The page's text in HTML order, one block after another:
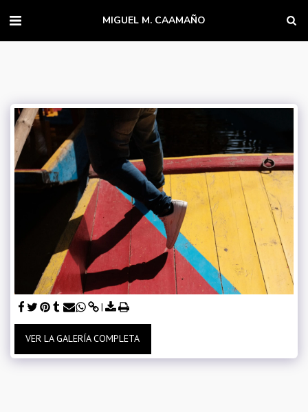
MIGUEL M. CAAMAÑO
VER LA GALERÍA COMPLETA